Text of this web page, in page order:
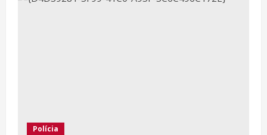
Polícia